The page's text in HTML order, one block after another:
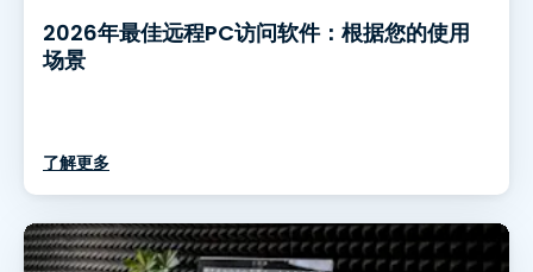
2026年最佳远程PC访问软件：根据您的使用
场景
了解更多